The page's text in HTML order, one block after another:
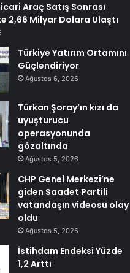
Araç Satış Sonrası
2,66 Milyar Dolara Ulaştı
Türkiye Yatırım Ortamını
Güçlendiriyor
Ağustos 6, 2026
Türkan Şoray’ın kızı da
uyuşturucu
operasyonunda
gözaltında
Ağustos 5, 2026
CHP Genel Merkezi’ne
giden Saadet Partili
vatandaşın videosu olay
oldu
Ağustos 5, 2026
İstihdam Endeksi Yüzde
1,2 Arttı